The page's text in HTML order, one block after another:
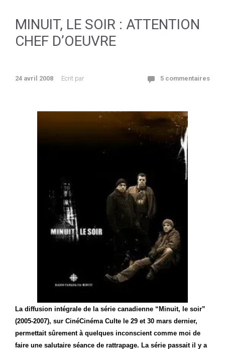
MINUIT, LE SOIR : ATTENTION
CHEF D’OEUVRE
24 avril 2008 Ecrit par 5 commentaires
La diffusion intégrale de la série canadienne “Minuit, le soir”
(2005-2007), sur CinéCinéma Culte le 29 et 30 mars dernier,
permettait sûrement à quelques inconscient comme moi de
faire une salutaire séance de rattrapage. La série passait il y a